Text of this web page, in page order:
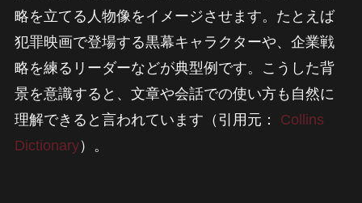
略を立てる人物像をイメージさせます。たとえば
犯罪映画で登場する黒幕キャラクターや、企業戦
略を練るリーダーなどが典型例です。こうした背
景を意識すると、文章や会話での使い方も自然に
理解できると言われています（引用元： Collins
Dictionary）。